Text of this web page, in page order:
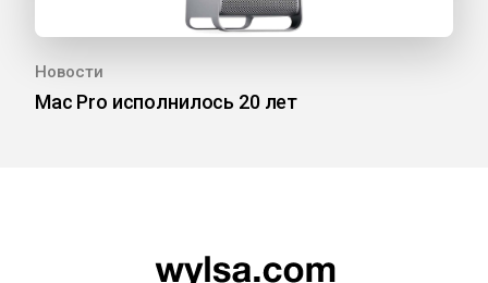
Новости
Mac Pro исполнилось 20 лет